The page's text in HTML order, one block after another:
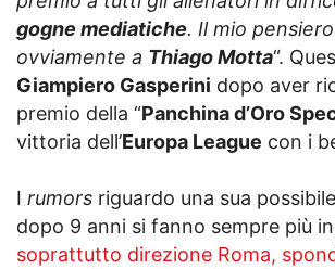
gogne mediatiche. Il mio
ovviamente a Thiago Motta“.
Giampiero Gasperini dopo aver
premio della “Panchina d’Oro
vittoria dell’Europa League con i
I rumors riguardo una sua
dopo 9 anni si fanno sempre più
soprattutto direzione Roma,